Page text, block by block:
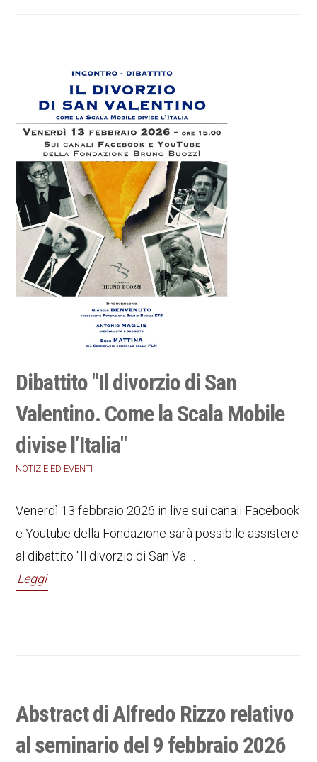
Dibattito "Il divorzio di San
Valentino. Come la Scala Mobile
divise l’Italia"
NOTIZIE ED EVENTI
Venerdì 13 febbraio 2026 in live sui canali Facebook
e Youtube della Fondazione sarà possibile assistere
al dibattito "Il divorzio di San Va ...
Leggi
Abstract di Alfredo Rizzo relativo
al seminario del 9 febbraio 2026